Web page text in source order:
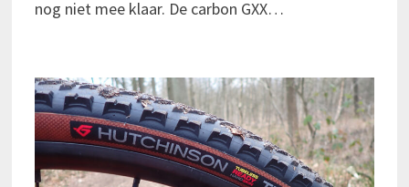
nog niet mee klaar. De carbon GXX…